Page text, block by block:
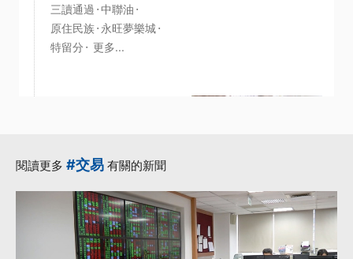
三讀通過 ·中聯油 ·
原住民族· 永旺夢樂城·
特留分 · 更多...
未來帳戶三讀通過
（2026.7.20-
7.26）
·三讀通過·
修正草案· 川普政府·
閱讀更多 #交易 有關的新聞